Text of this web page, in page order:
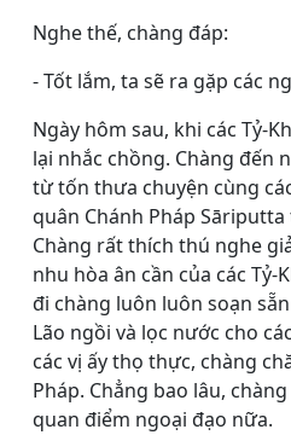
Nghe thế, chàng đáp:
- Tốt lắm, ta sẽ ra gặp các
Ngày hôm sau, khi các Tỷ-
lại nhắc chồng. Chàng đến
từ tốn thưa chuyện cùng
quân Chánh Pháp
Chàng rất thích thú nghe
nhu hòa ân cần của các
đi chàng luôn luôn soạn
Lão ngồi và lọc nước cho
các vị ấy thọ thực, chàng
Pháp. Chẳng bao lâu,
quan điểm ngoại đạo nữa.